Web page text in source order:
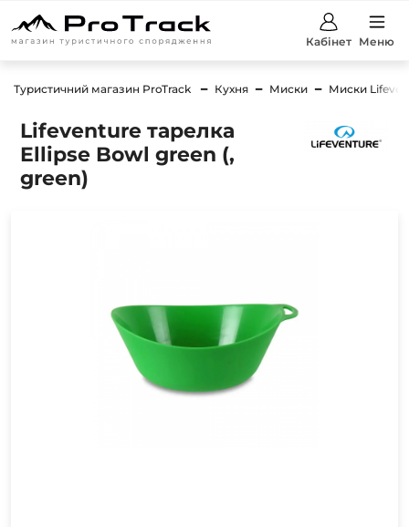
Кабінет Меню
Туристичний магазин ProTrack Кухня Миски Миски
Lifeventure тарелка
Ellipse Bowl green (,
green)